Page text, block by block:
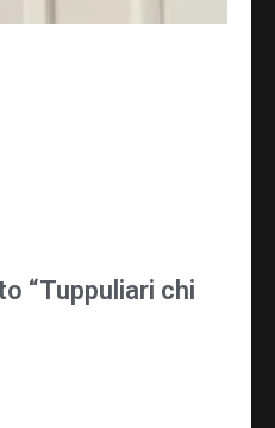
“Tuppuliari chi